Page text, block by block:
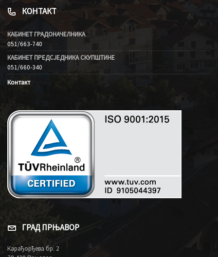
КОНТАКТ
КАБИНЕТ ГРАДОНАЧЕЛНИКА
051/663-740
КАБИНЕТ ПРЕДСЈЕДНИКА СКУПШТИНЕ
051/660-340
Контакт
ГРАД ПРЊАВОР
Карађорђева бр. 2